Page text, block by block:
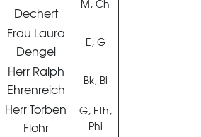
Dechert
M, Ch
Frau Laura
Dengel
E, G
Herr Ralph
Ehrenreich
Bk, Bi
Herr Torben
Flohr
G, Eth,
Phi